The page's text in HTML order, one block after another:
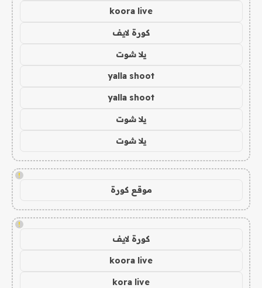
koora live
كورة لايف
يلا شوت
yalla shoot
yalla shoot
يلا شوت
يلا شوت
!
موقع كورة
!
كورة لايف
koora live
kora live